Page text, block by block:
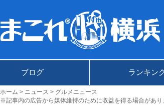
ブログ ランキン
ホーム ニュース
グルメニュース
※記事内の広告から媒体維持のために収益を得る場合があり